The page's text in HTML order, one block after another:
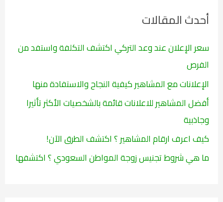
ث
ع
ن
أحدث المقالات
سعر الإعلان عند وعد التركي اكتشف التكلفة واستفد من
الفرص
الإعلانات مع المشاهير كيفية النجاح والاستفادة منها
أفضل المشاهير للاعلانات قائمة بالشخصيات الأكثر تأثيرا
وجاذبية
كيف اعرف ارقام المشاهير ؟ اكتشف الطرق الآن!
ما هي شروط تجنيس زوجة المواطن السعودي ؟ اكتشفها